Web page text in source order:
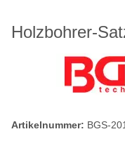
Holzbohrer-
Artikelnummer: BGS-